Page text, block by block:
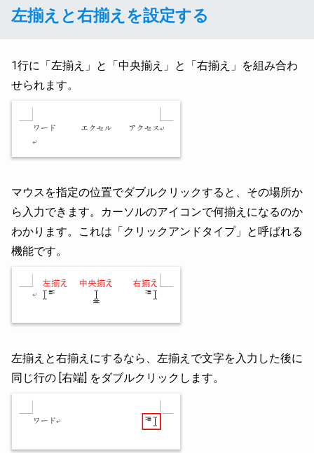
左揃えと右揃えを設定する
1行に「左揃え」と「中央揃え」と「右揃え」を組み合わ
せられます。
マウスを指定の位置でダブルクリックすると、その場所か
ら入力できます。カーソルのアイコンで何揃えになるのか
わかります。これは「クリックアンドタイプ」と呼ばれる
機能です。
左揃えと右揃えにするなら、左揃えで文字を入力した後に
同じ行の [右端] をダブルクリックします。